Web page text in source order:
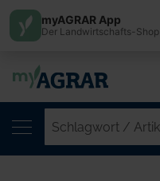
myAGRAR App
Der Landwirtschafts-Shop